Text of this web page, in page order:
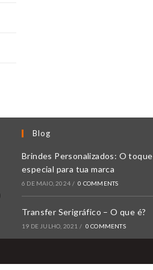
Blog
Brindes Personalizados: O toque
especial para tua marca
6 DE MAIO, 2024 / 0 COMMENTS
Transfer Serigráfico – O que é?
19 DE JULHO, 2021 / 0 COMMENTS